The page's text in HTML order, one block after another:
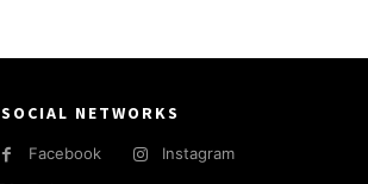
SOCIAL NETWORKS
Facebook
Instagram